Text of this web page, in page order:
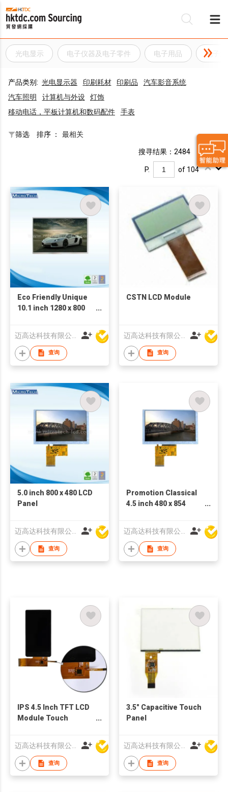
光电显示 电子仪器及电子零件 电子用品 电子
产品类别: 光电显示器 印刷耗材 印刷品
汽车影音系统
汽车照明
计算机与外设
灯饰
移动电话，平板计算机和数码配件
手表
筛选 排序 ： 最相关
搜寻结果：2484
P. of 104
Eco Friendly Unique
10.1 inch 1280 x 800
查询
CSTN LCD Module
查询
5.0 inch 800 x 480 LCD
Panel
查询
Promotion Classical
4.5 inch 480 x 854
查询
IPS 4.5 Inch TFT LCD
Module Touch
迈高达科技有限公司
查询
3.5" Capacitive Touch
Panel
迈高达科技有限公司
查询